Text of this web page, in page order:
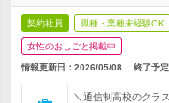
契約社員 職種・業種未経験OK
女性のおしごと掲載中
情報更新日：2026/05/08 終了予定
＼通信制高校のクラ